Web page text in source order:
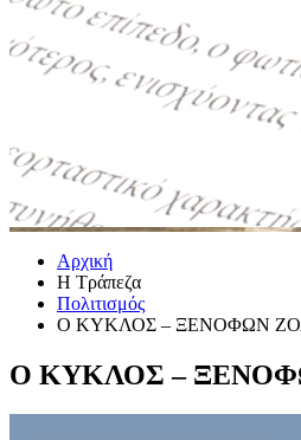
Αρχική
Η Τράπεζα
Πολιτισμός
Ο ΚΥΚΛΟΣ – ΞΕΝΟΦΩΝ
Ο ΚΥΚΛΟΣ –